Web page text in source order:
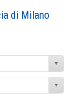
di Milano